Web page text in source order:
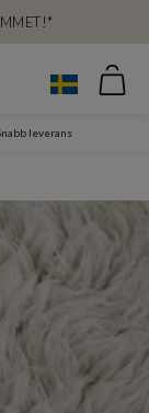
leverans